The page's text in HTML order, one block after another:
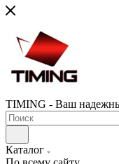
TIMING - Ваш
Каталог